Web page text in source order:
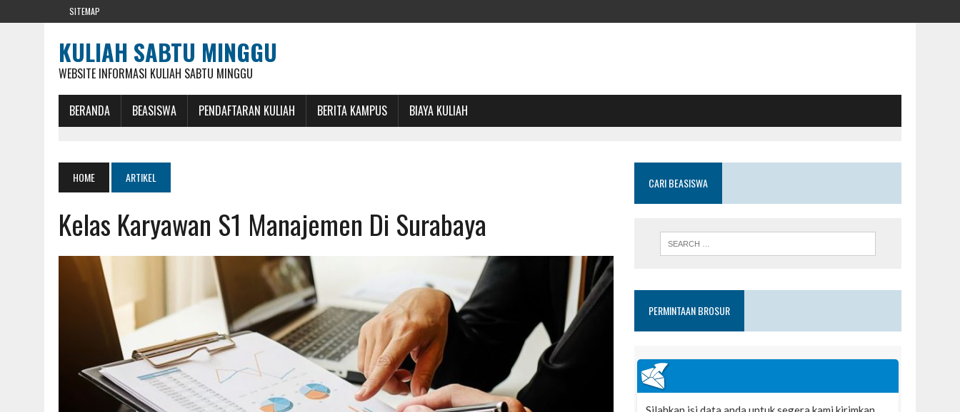
SITEMAP
KULIAH SABTU MINGGU
WEBSITE INFORMASI KULIAH SABTU MINGGU
BERANDA BEASISWA PENDAFTARAN KULIAH BERITA KAMPUS BIAYA KULIAH
HOME ARTIKEL
Kelas Karyawan S1 Manajemen Di Surabaya
CARI BEASISWA
PERMINTAAN BROSUR